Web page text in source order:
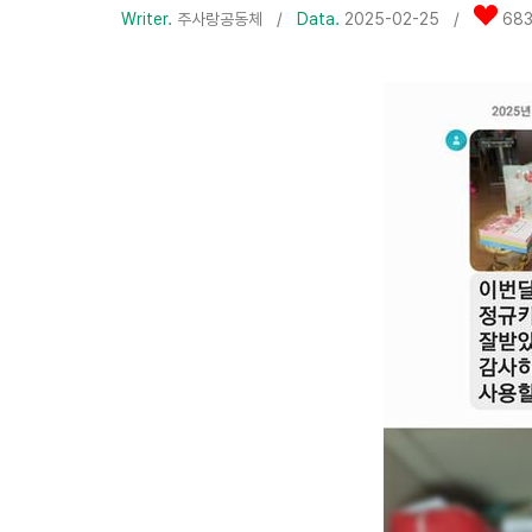
Writer. 주사랑공동체 / Data. 2025-02-25 /